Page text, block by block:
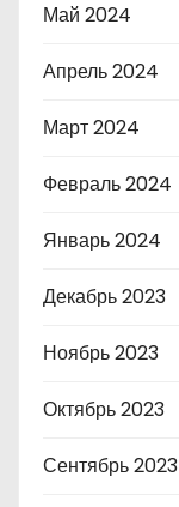
Май 2024
Апрель 2024
Март 2024
Февраль 2024
Январь 2024
Декабрь 2023
Ноябрь 2023
Октябрь 2023
Сентябрь 2023